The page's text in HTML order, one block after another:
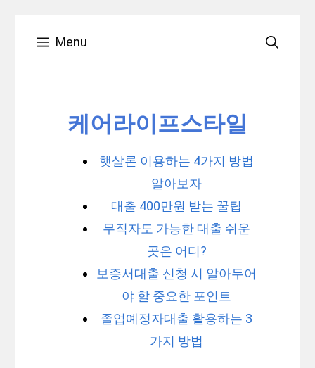
Menu
케어라이프스타일
햇살론 이용하는 4가지 방법
알아보자
대출 400만원 받는 꿀팁
무직자도 가능한 대출 쉬운
곳은 어디?
보증서대출 신청 시 알아두어
야 할 중요한 포인트
졸업예정자대출 활용하는 3
가지 방법